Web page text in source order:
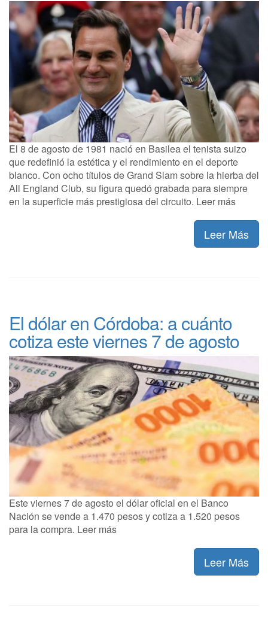
El 8 de agosto de 1981 nació en Basilea el tenista suizo
que redefinió la estética y el rendimiento en el deporte
blanco. Con ocho títulos de Grand Slam sobre la hierba del
All England Club, su figura quedó grabada para siempre
en la superficie más prestigiosa del circuito. Leer más
Leer Más
El dólar en Córdoba: a cuánto
cotiza este viernes 7 de agosto
Este viernes 7 de agosto el dólar oficial en el Banco
Nación se vende a 1.470 pesos y cotiza a 1.520 pesos
para la compra. Leer más
Leer Más